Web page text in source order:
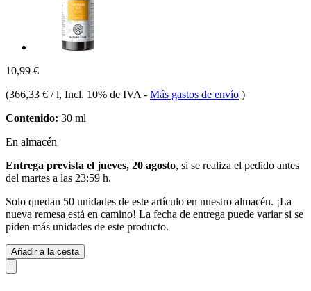
10,99 €
(366,33 € / l, Incl. 10% de IVA - Más gastos de envío )
Contenido: 30 ml
En almacén
Entrega prevista el jueves, 20 agosto, si se realiza el pedido antes
del martes a las 23:59 h.
Solo quedan 50 unidades de este artículo en nuestro almacén. ¡La
nueva remesa está en camino! La fecha de entrega puede variar si se
piden más unidades de este producto.
Añadir a la cesta